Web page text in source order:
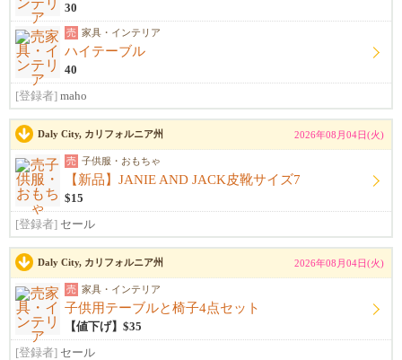
30
売 家具・インテリア
ハイテーブル
40
[登録者] maho
Daly City, カリフォルニア州 2026年08月04日(火)
売 子供服・おもちゃ
【新品】JANIE AND JACK皮靴サイズ7
$15
[登録者] セール
Daly City, カリフォルニア州 2026年08月04日(火)
売 家具・インテリア
子供用テーブルと椅子4点セット
【値下げ】$35
[登録者] セール